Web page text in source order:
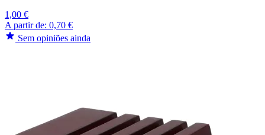
1,00 €
A partir de: 0,70 €
Sem opiniões ainda